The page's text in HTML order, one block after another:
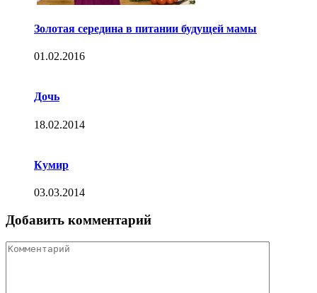
Золотая середина в питании будущей мамы
01.02.2016
Дочь
18.02.2014
Кумир
03.03.2014
Добавить комментарий